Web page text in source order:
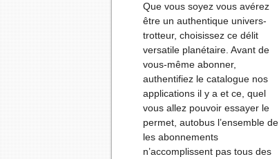
Que vous soyez vous avérez
être un authentique univers-
trotteur, choisissez ce délit
versatile planétaire. Avant de
vous-même abonner,
authentifiez le catalogue nos
applications il y a et ce, quel
vous allez pouvoir essayer le
permet, autobus l’ensemble de
les abonnements
n’accomplissent pas tous des